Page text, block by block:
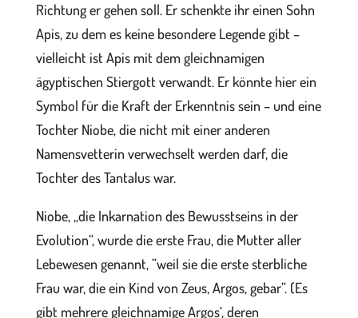
Richtung er gehen soll. Er schenkte ihr einen Sohn
Apis, zu dem es keine besondere Legende gibt –
vielleicht ist Apis mit dem gleichnamigen
ägyptischen Stiergott verwandt. Er könnte hier ein
Symbol für die Kraft der Erkenntnis sein – und eine
Tochter Niobe, die nicht mit einer anderen
Namensvetterin verwechselt werden darf, die
Tochter des Tantalus war.
Niobe, „die Inkarnation des Bewusstseins in der
Evolution“, wurde die erste Frau, die Mutter aller
Lebewesen genannt, ”weil sie die erste sterbliche
Frau war, die ein Kind von Zeus, Argos, gebar”. (Es
gibt mehrere gleichnamige Argos‘, deren